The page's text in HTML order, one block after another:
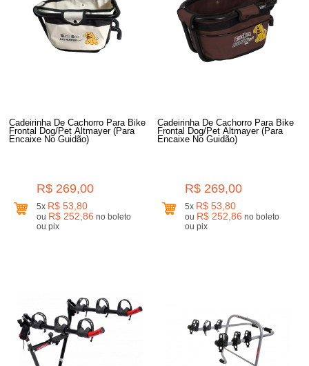
Cadeirinha De Cachorro Para Bike
Frontal Dog/Pet Altmayer (Para
Encaixe No Guidão)
R$ 269,00
5x R$ 53,80
ou R$ 252,86 no boleto
ou pix
Cadeirinha De Cachorro Para Bike
Frontal Dog/Pet Altmayer (Para
Encaixe No Guidão)
R$ 269,00
5x R$ 53,80
ou R$ 252,86 no boleto
ou pix